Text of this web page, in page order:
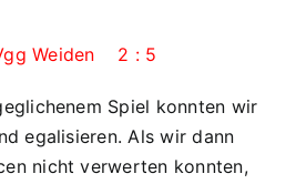
Weiden 2 : 5
Spiel konnten wir
egalisieren. Als wir dann
nicht verwerten konnten,